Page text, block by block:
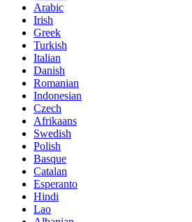
Arabic
Irish
Greek
Turkish
Italian
Danish
Romanian
Indonesian
Czech
Afrikaans
Swedish
Polish
Basque
Catalan
Esperanto
Hindi
Lao